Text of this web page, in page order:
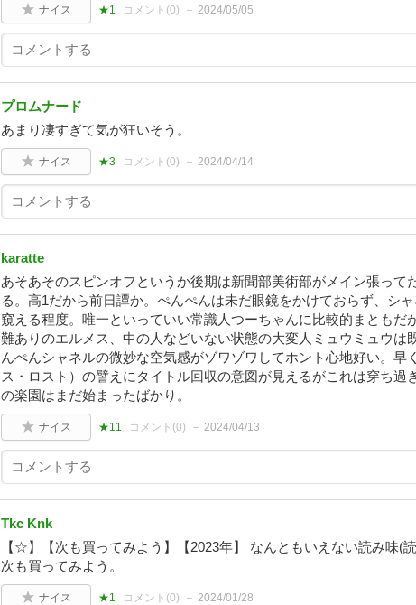
ナイス ★1 コメント(0) 2024/05/05
プロムナード
あまり凄すぎて気が狂いそう。
ナイス ★3 コメント(0) 2024/04/14
karatte
あそあそのスピンオフというか後期は新聞部美術部がメイン張って
る。高1だから前日譚か。ぺんぺんは未だ眼鏡をかけておらず、シ
窺える程度。唯一といっていい常識人つーちゃんに比較的まともだ
難ありのエルメス、中の人などいない状態の大変人ミュウミュウは
んぺんシャネルの微妙な空気感がゾワゾワしてホント心地好い。早
ス・ロスト）の譬えにタイトル回収の意図が見えるがこれは穿ち過
の楽園はまだ始まったばかり。
ナイス ★11 コメント(0) 2024/04/13
Tkc Knk
【☆】【次も買ってみよう】【2023年】 なんともいえない読み味(
次も買ってみよう。
ナイス ★1 コメント(0) 2024/01/28